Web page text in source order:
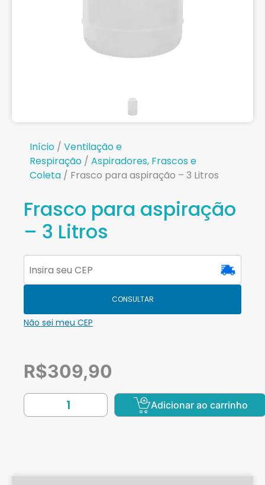
Início / Ventilação e
Respiração / Aspiradores, Frascos e
Coleta / Frasco para aspiração – 3 Litros
Frasco para aspiração
– 3 Litros
CONSULTAR
Não sei meu CEP
R$309,90
Adicionar ao carrinho